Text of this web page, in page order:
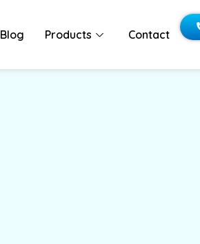
Blog Products Contact